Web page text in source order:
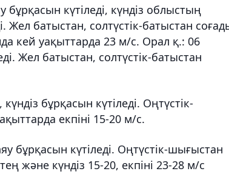
бұрқасын күтіледі, күндіз облыстың
батыстан, солтүстік-батыстан
кей уақыттарда 23 м/с. Орал қ.: 06
Жел батыстан, солтүстік-батыстан
бұрқасын күтіледі. Оңтүстік-
екпіні 15-20 м/с.
бұрқасын күтіледі. Оңтүстік-шығыстан
және күндіз 15-20, екпіні 23-28 м/с